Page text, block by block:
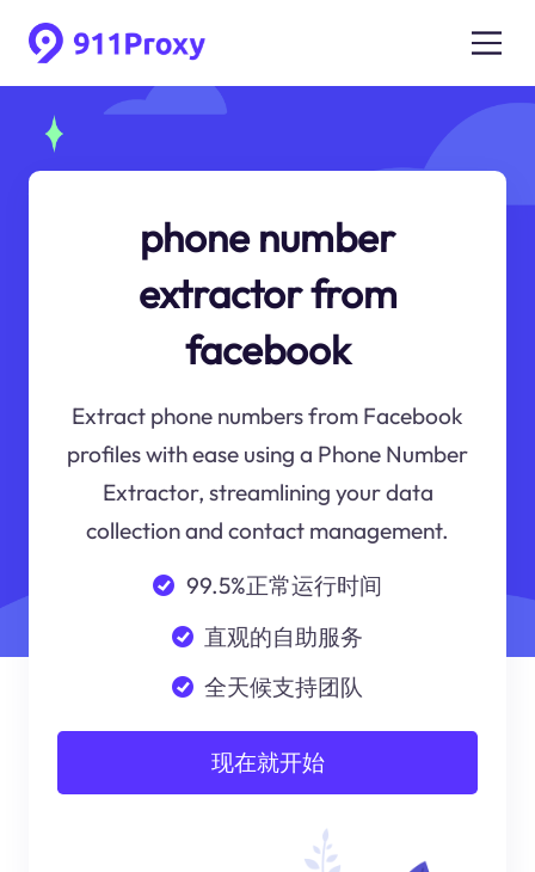
phone number
extractor from
facebook
Extract phone numbers from Facebook
profiles with ease using a Phone Number
Extractor, streamlining your data
collection and contact management.
99.5%正常运行时间
直观的自助服务
全天候支持团队
现在就开始